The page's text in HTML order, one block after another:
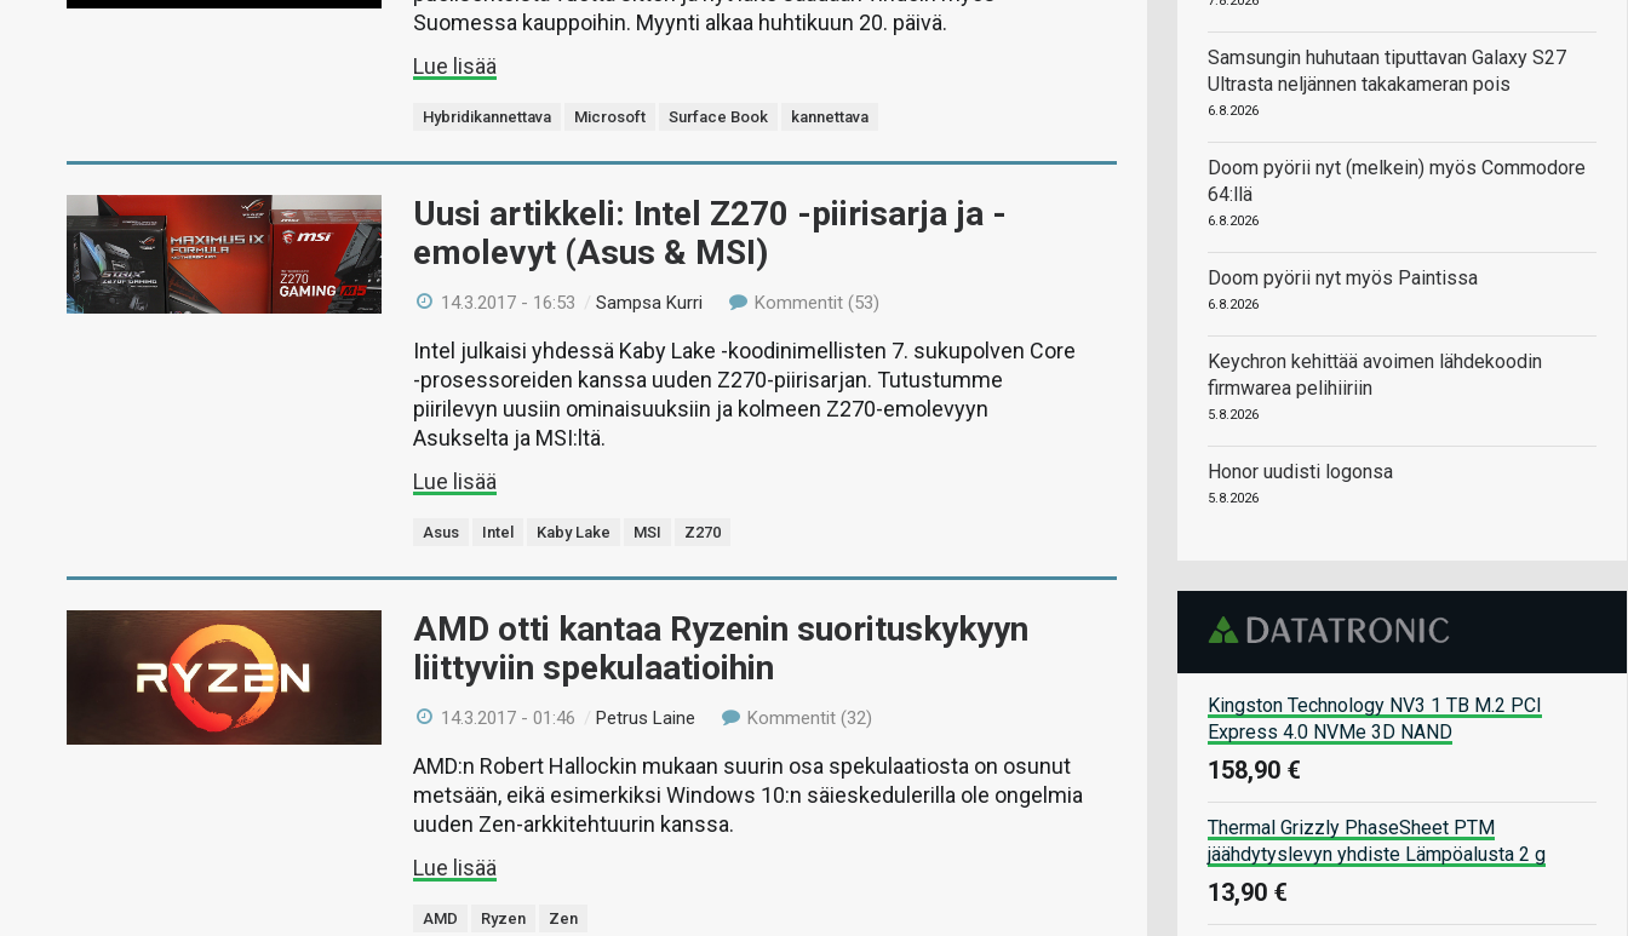
Suomessa kauppoihin. Myynti alkaa huhtikuun 20. päivä.
Lue lisää
Hybridikannettava Microsoft Surface Book kannettava
Uusi artikkeli: Intel Z270 -piirisarja ja -
emolevyt (Asus & MSI)
14.3.2017 - 16:53 /Sampsa Kurri Kommentit (53)
Intel julkaisi yhdessä Kaby Lake -koodinimellisten 7. sukupolven Core
-prosessoreiden kanssa uuden Z270-piirisarjan. Tutustumme
piirilevyn uusiin ominaisuuksiin ja kolmeen Z270-emolevyyn
Asukselta ja MSI:ltä.
Lue lisää
Asus Intel Kaby Lake MSI Z270
AMD otti kantaa Ryzenin suorituskykyyn
liittyviin spekulaatioihin
14.3.2017 - 01:46 /Petrus Laine Kommentit (32)
AMD:n Robert Hallockin mukaan suurin osa spekulaatiosta on osunut
metsään, eikä esimerkiksi Windows 10:n säieskedulerilla ole ongelmia
uuden Zen-arkkitehtuurin kanssa.
Lue lisää
AMD Ryzen Zen
Samsungin huhutaan tiputtavan Galaxy S27
Ultrasta neljännen takakameran pois
6.8.2026
Doom pyörii nyt (melkein) myös Commodore
64:llä
6.8.2026
Doom pyörii nyt myös Paintissa
6.8.2026
Keychron kehittää avoimen lähdekoodin
firmwarea pelihiiriin
5.8.2026
Honor uudisti logonsa
5.8.2026
Kingston Technology NV3 1 TB M.2 PCI
Express 4.0 NVMe 3D NAND
158,90 €
Thermal Grizzly PhaseSheet PTM
jäähdytyslevyn yhdiste Lämpöalusta 2 g
13,90 €